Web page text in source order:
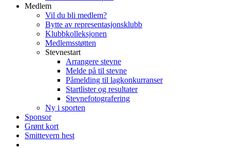
Medlem
Vil du bli medlem?
Bytte av representasjonsklubb
Klubbkolleksjonen
Medlemsstøtten
Stevnestart
Arrangere stevne
Melde på til stevne
Påmelding til lagkonkurranser
Startlister og resultater
Stevnefotografering
Ny i sporten
Sponsor
Grønt kort
Smittevern hest